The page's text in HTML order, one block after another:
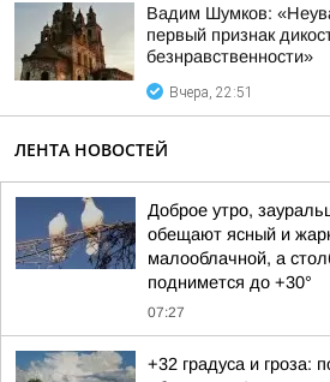
Вадим Шумков:
первый признак
безнравственности»
Вчера, 22:51
ЛЕНТА НОВОСТЕЙ
Доброе утро,
обещают ясный и
малооблачной, а
поднимется до +30°
07:27
+32 градуса и гроза: